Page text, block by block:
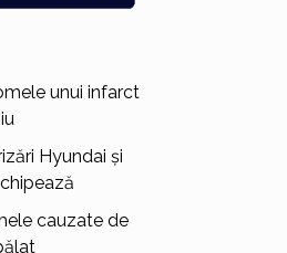
unui infarct
Hyundai și
cauzate de